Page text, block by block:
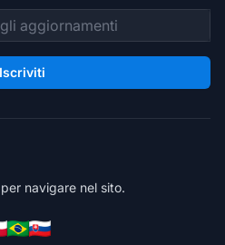
Iscriviti
navigare nel sito.